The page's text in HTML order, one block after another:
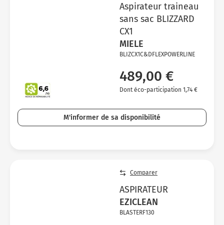
Aspirateur traineau
sans sac BLIZZARD
CX1
MIELE
BLIZCX1C&DFLEXPOWERLINE
489,00 €
Dont éco-participation 1,74 €
M'informer de sa disponibilité
Comparer
ASPIRATEUR
EZICLEAN
BLASTERF130